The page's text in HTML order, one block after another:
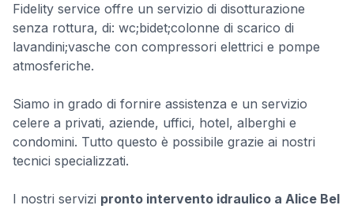
Fidelity service offre un servizio di disotturazione
senza rottura, di: wc;bidet;colonne di scarico di
lavandini;vasche con compressori elettrici e pompe
atmosferiche.
Siamo in grado di fornire assistenza e un servizio
celere a privati, aziende, uffici, hotel, alberghi e
condomini. Tutto questo è possibile grazie ai nostri
tecnici specializzati.
I nostri servizi pronto intervento idraulico a Alice Bel